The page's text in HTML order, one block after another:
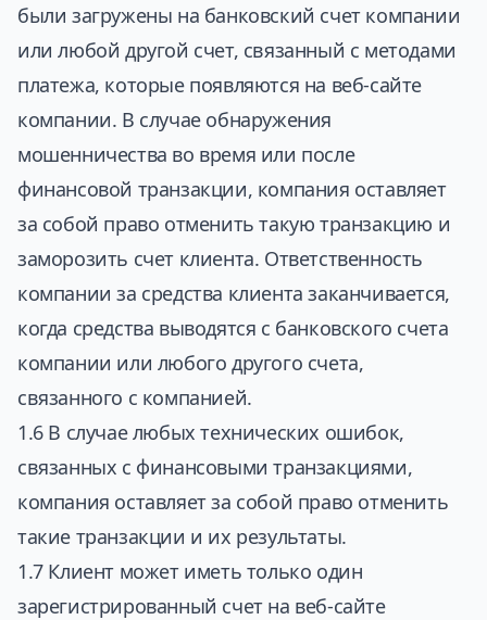
были загружены на банковский счет компании
или любой другой счет, связанный с методами
платежа, которые появляются на веб-сайте
компании. В случае обнаружения
мошенничества во время или после
финансовой транзакции, компания оставляет
за собой право отменить такую транзакцию и
заморозить счет клиента. Ответственность
компании за средства клиента заканчивается,
когда средства выводятся с банковского счета
компании или любого другого счета,
связанного с компанией.
1.6 В случае любых технических ошибок,
связанных с финансовыми транзакциями,
компания оставляет за собой право отменить
такие транзакции и их результаты.
1.7 Клиент может иметь только один
зарегистрированный счет на веб-сайте